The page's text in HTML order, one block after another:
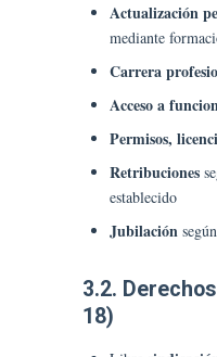
Actualización
mediante
Carrera
Acceso a
Permisos,
Retribuciones
establecido
Jubilación
3.2.
18)